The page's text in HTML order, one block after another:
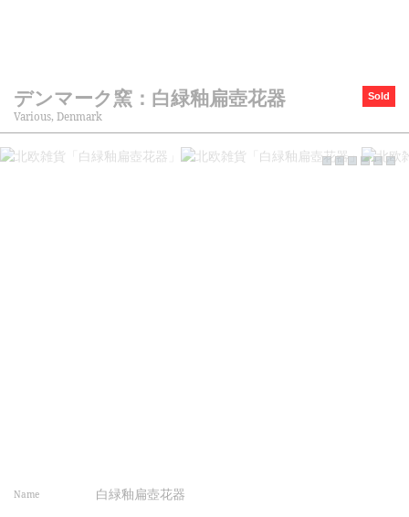
Sold
デンマーク窯：白緑釉扁壺花器
Various, Denmark
Name 白緑釉扁壺花器